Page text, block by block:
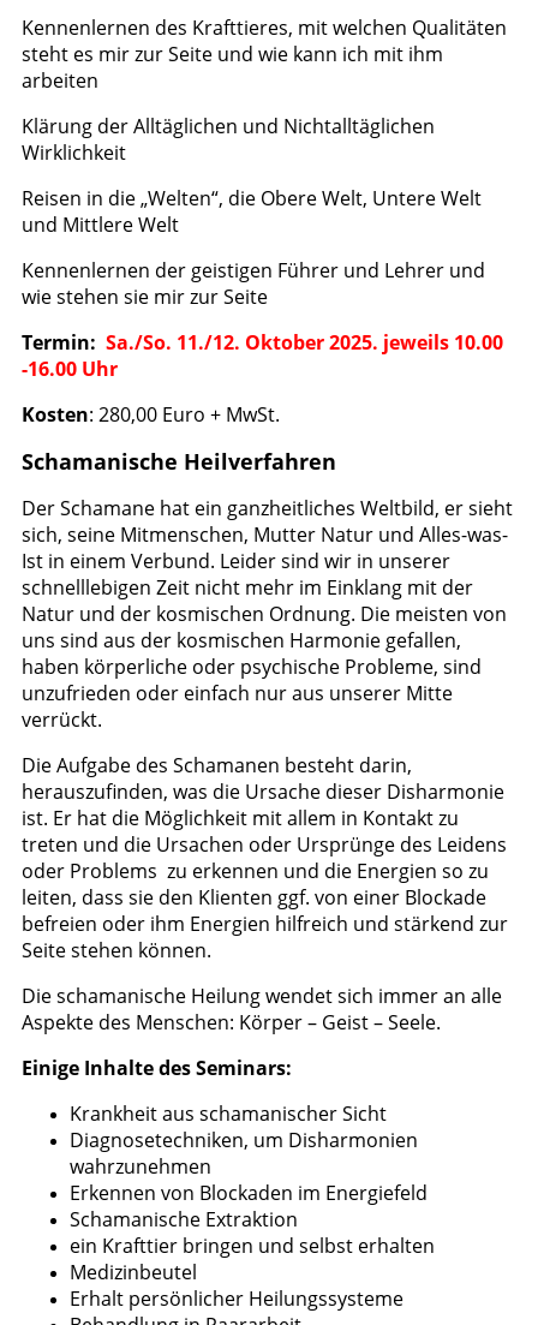
Kennenlernen des Krafttieres, mit welchen Qualitäten
steht es mir zur Seite und wie kann ich mit ihm
arbeiten
Klärung der Alltäglichen und Nichtalltäglichen
Wirklichkeit
Reisen in die „Welten“, die Obere Welt, Untere Welt
und Mittlere Welt
Kennenlernen der geistigen Führer und Lehrer und
wie stehen sie mir zur Seite
Termin: Sa./So. 11./12. Oktober 2025. jeweils 10.00
-16.00 Uhr
Kosten: 280,00 Euro + MwSt.
Schamanische Heilverfahren
Der Schamane hat ein ganzheitliches Weltbild, er sieht
sich, seine Mitmenschen, Mutter Natur und Alles-was-
Ist in einem Verbund. Leider sind wir in unserer
schnelllebigen Zeit nicht mehr im Einklang mit der
Natur und der kosmischen Ordnung. Die meisten von
uns sind aus der kosmischen Harmonie gefallen,
haben körperliche oder psychische Probleme, sind
unzufrieden oder einfach nur aus unserer Mitte
verrückt.
Die Aufgabe des Schamanen besteht darin,
herauszufinden, was die Ursache dieser Disharmonie
ist. Er hat die Möglichkeit mit allem in Kontakt zu
treten und die Ursachen oder Ursprünge des Leidens
oder Problems zu erkennen und die Energien so zu
leiten, dass sie den Klienten ggf. von einer Blockade
befreien oder ihm Energien hilfreich und stärkend zur
Seite stehen können.
Die schamanische Heilung wendet sich immer an alle
Aspekte des Menschen: Körper – Geist – Seele.
Einige Inhalte des Seminars:
Krankheit aus schamanischer Sicht
Diagnosetechniken, um Disharmonien
wahrzunehmen
Erkennen von Blockaden im Energiefeld
Schamanische Extraktion
ein Krafttier bringen und selbst erhalten
Medizinbeutel
Erhalt persönlicher Heilungssysteme